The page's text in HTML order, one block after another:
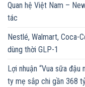
Quan hệ Việt Nam –
tác
Nestlé, Walmart, Coca-
dùng thời GLP-1
Lợi nhuận “Vua sữa đậu
ty mẹ sắp chi gần 368